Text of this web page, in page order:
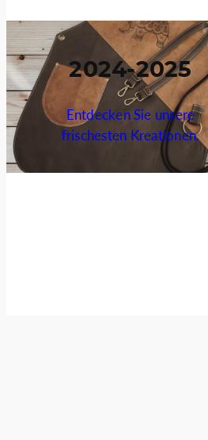
2024-2025
Entdecken Sie unsere
frischesten Kreationen.